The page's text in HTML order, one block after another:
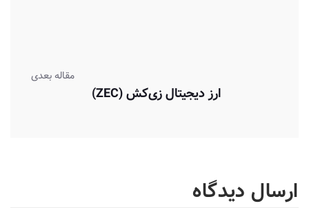
مقاله بعدی
ارز دیجیتال زی‌کش (ZEC)
ارسال دیدگاه